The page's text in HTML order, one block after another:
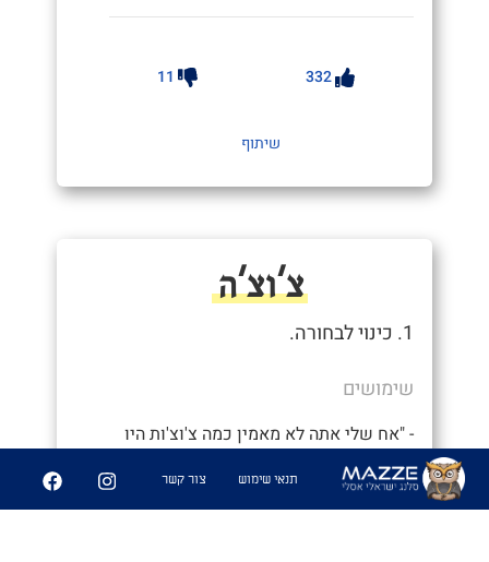
332
11
שיתוף
צ'וצ'ה
1. כינוי לבחורה.
שימושים
- "אח שלי אתה לא מאמין כמה צ'וצ'ות היו
אתמול במסיבה"
תנאי שימוש צור קשר